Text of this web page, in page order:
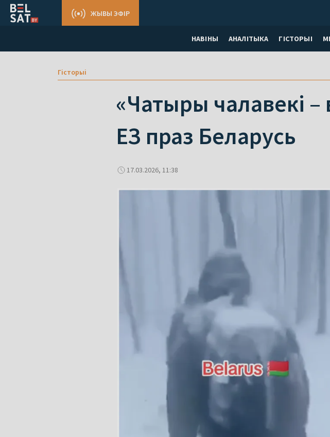
НАВІНЫ АНАЛІТЫКА ГІСТОРЫІ
ЖЫВЫ ЭФІР
Гісторыі
«Чатыры чалавекі –
ЕЗ праз Беларусь
17.03.2026, 11:38